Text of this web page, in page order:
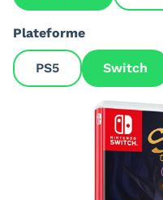
Plateforme
PS5 Switch